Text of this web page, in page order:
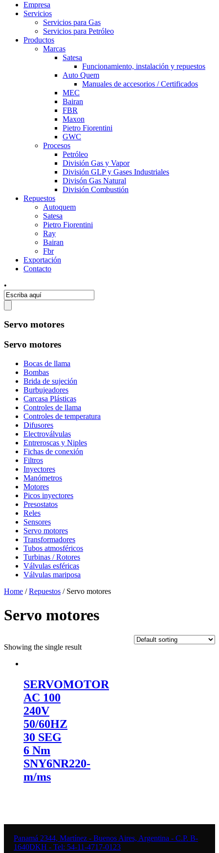
Empresa
Servicios
Servicios para Gas
Servicios para Petróleo
Productos
Marcas
Satesa
Funcionamiento, instalación y repuestos
Auto Quem
Manuales de accesorios / Certificados
MEC
Bairan
FBR
Maxon
Pietro Fiorentini
GWC
Procesos
Petróleo
División Gas y Vapor
División GLP y Gases Industriales
Divisón Gas Natural
División Combustión
Repuestos
Autoquem
Satesa
Pietro Fiorentini
Ray
Bairan
Fbr
Exportación
Contacto
•
Servo motores
Servo motores
Bocas de llama
Bombas
Brida de sujeción
Burbujeadores
Carcasa Plásticas
Controles de llama
Controles de temperatura
Difusores
Electroválvulas
Entreroscas y Niples
Fichas de conexión
Filtros
Inyectores
Manómetros
Motores
Picos inyectores
Presostatos
Reles
Sensores
Servo motores
Transformadores
Tubos atmosféricos
Turbinas / Rotores
Válvulas esféricas
Válvulas mariposa
Home /Repuestos / Servo motores
Servo motores
Showing the single result
SERVOMOTOR
AC 100
240V
50/60HZ
30 SEG
6 Nm
SNY6NR220-
m/ms
Panamá 2344, Martínez - Buenos Aires, Argentina - C.P. B-
1640DKH - Tel: 54-11-4717-0123